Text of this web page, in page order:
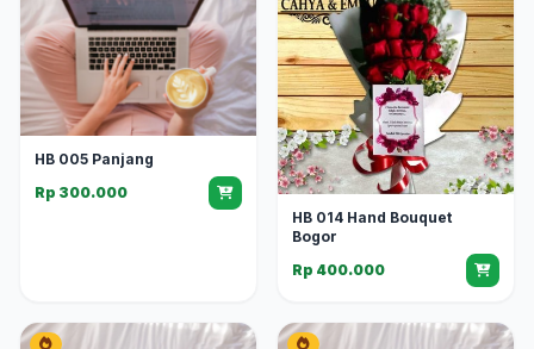
HB 005 Panjang
Rp 300.000
HB 014 Hand Bouquet
Bogor
Rp 400.000